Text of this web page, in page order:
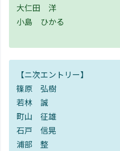
大仁田 洋
小島 ひかる
【ニ次エントリー】
篠原 弘樹
若林 誠
町山 征雄
石戸 信晃
浦部 整